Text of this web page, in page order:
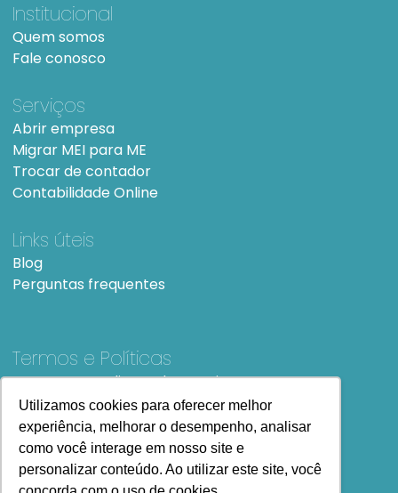
Utilizamos cookies para oferecer melhor
experiência, melhorar o desempenho, analisar
como você interage em nosso site e
personalizar conteúdo. Ao utilizar este site, você
Institucional
Quem somos
Fale conosco
Serviços
Abrir empresa
Migrar MEI para ME
Trocar de contador
Contabilidade Online
Links úteis
Blog
Perguntas frequentes
Termos e Políticas
Termos e condições de UsoSiteMap